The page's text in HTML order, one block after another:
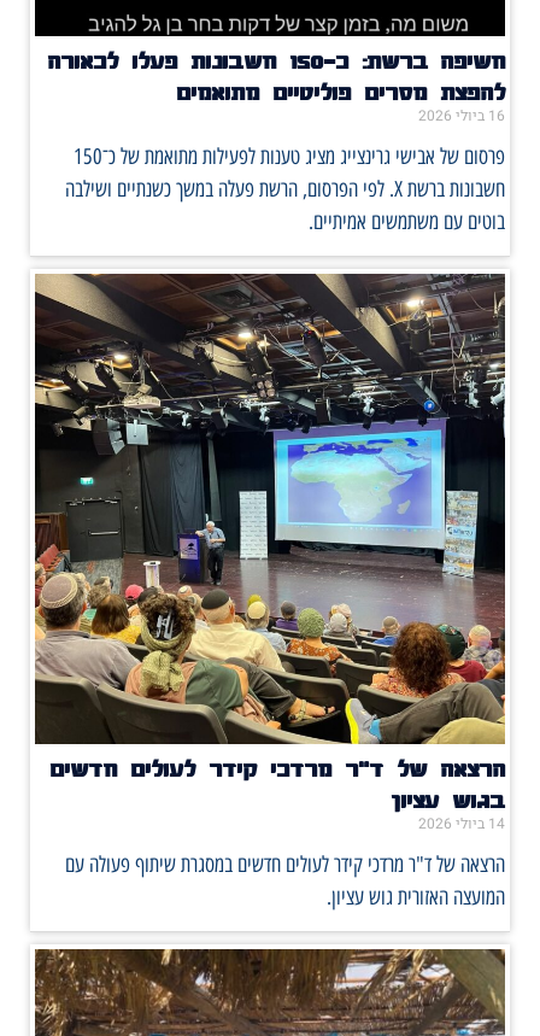
חשיפה ברשת: כ־150 חשבונות פעלו לכאורה
להפצת מסרים פוליטיים מתואמים
16 ביולי 2026
פרסום של אבישי גרינצייג מציג טענות לפעילות מתואמת של כ־150
חשבונות ברשת X. לפי הפרסום, הרשת פעלה במשך כשנתיים ושילבה
בוטים עם משתמשים אמיתיים.
הרצאה של ד"ר מרדכי קידר לעולים חדשים
בגוש עציון
14 ביולי 2026
הרצאה של ד"ר מרדכי קידר לעולים חדשים במסגרת שיתוף פעולה עם
המועצה האזורית גוש עציון.